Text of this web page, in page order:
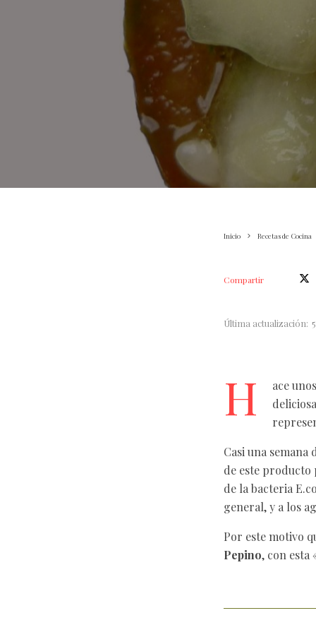
Inicio Recetas de Cocina
Compartir
Última actualización:
H ace
deliciosa
Casi una semana
de este producto
de la bacteria
general, y a los
Por este motivo
Pepino, con esta